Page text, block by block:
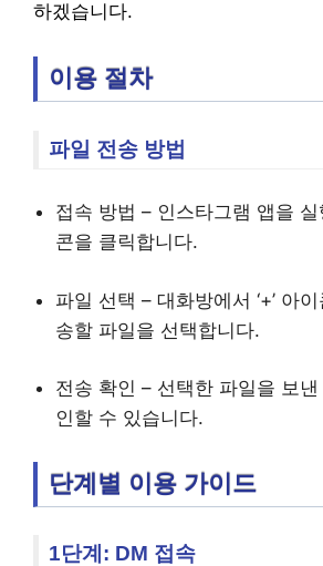
하겠습니다.
이용 절차
파일 전송 방법
접속 방법 – 인스타그램 앱을
콘을 클릭합니다.
파일 선택 – 대화방에서 ‘+’ 아
송할 파일을 선택합니다.
전송 확인 – 선택한 파일을 보
인할 수 있습니다.
단계별 이용 가이드
1단계: DM 접속